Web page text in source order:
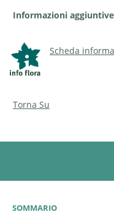
Informazioni aggiuntive
Scheda
Torna Su
SOMMARIO